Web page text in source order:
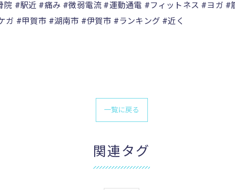
#駅近 #痛み #微弱電流 #運動通電 #フィットネス #ヨガ
#甲賀市 #湖南市 #伊賀市 #ランキング #近く
一覧に戻る
関連タグ